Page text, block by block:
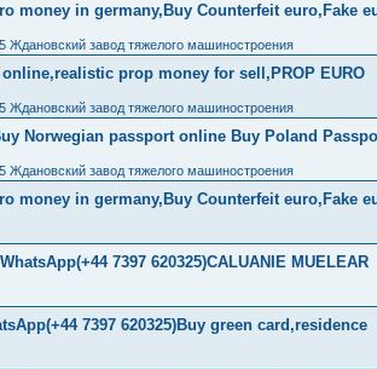
money in germany,Buy Counterfeit euro,Fake
Ждановский завод тяжелого машиностроения
prop money for sell,PROP EURO
Ждановский завод тяжелого машиностроения
Norwegian passport online Buy Poland
Ждановский завод тяжелого машиностроения
money in germany,Buy Counterfeit euro,Fake
7397 620325)CALUANIE MUELEAR
7397 620325)Buy green card,residence